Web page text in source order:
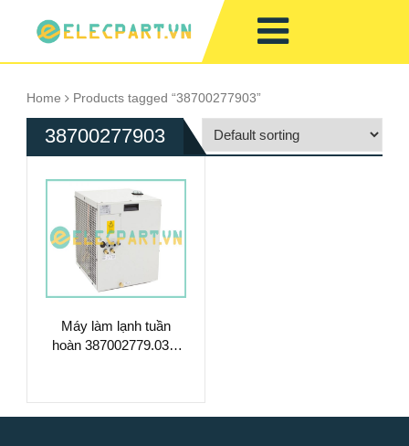
Home Products tagged “38700277903”
38700277903
Máy làm lạnh tuần
hoàn 387002779.03 –